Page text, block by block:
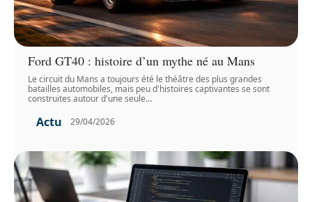
Ford GT40 : histoire d’un mythe né au Mans
Le circuit du Mans a toujours été le théâtre des plus grandes
batailles automobiles, mais peu d'histoires captivantes se sont
construites autour d'une seule…
Actu 29/04/2026